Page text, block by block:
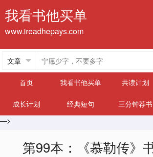
我看书他买单
www.ireadhepays.com
首页
我看书他买单 共读计划
成长计划 经典短句
三分钟荐书
—>
第99本：《慕勒传》